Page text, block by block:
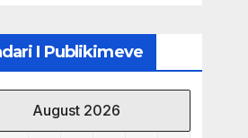
I Publikimeve
August 2026